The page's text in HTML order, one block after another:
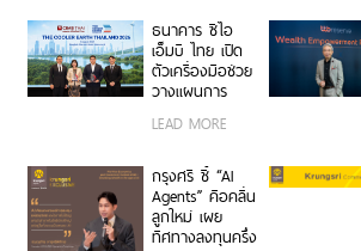
ธนาคาร ซีไอ
เอ็มบี ไทย เปิด
ตัวเครื่องมือช่วย
วางแผนการ
สภาพภูมิอากาศ
Cooler Earth
Thailand 2026
LEAD MORE
กรุงศรี ชี้ “AI
Agents” คือคลื่น
ลูกใหม่ เผย
ทิศทางลงทุนครึ่ง